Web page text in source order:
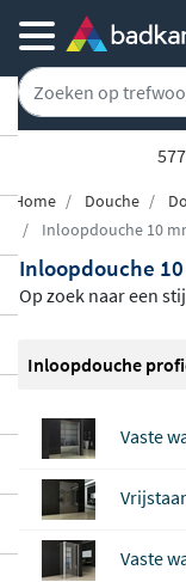
Home Douche
Inloopdouche 10
Inloopdouche
Op zoek naar een
iment vind je een
n bekende merken
ro. Of je nu kiest
of een model met
model is voorzien
delingzodat je
Inloopdouche
Vaste
Vaste